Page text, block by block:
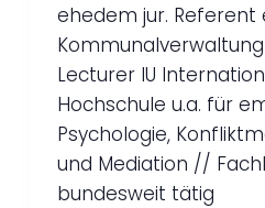
ehedem jur. Referent
Lecturer IU
Hochschule u.a. für
Psychologie,
und Mediation //
bundesweit tätig